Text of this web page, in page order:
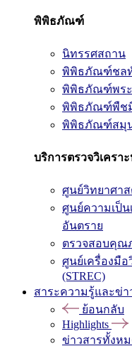
พิพิธภัณฑ์
นิทรรศสถาน
พิพิธภัณฑ์ชล
พิพิธภัณฑ์พร
พิพิธภัณฑ์พืช
พิพิธภัณฑ์สมุ
บริการตรวจวิเคร
ศูนย์วิทยาศา
ศูนย์ความเป็น
อันตราย
ตรวจสอบคุณ
ศูนย์เครื่องมือ
(STREC)
สาระความรู้และข่า
ย้อนกลับ
Highlights
ข่าวสารทั้งห